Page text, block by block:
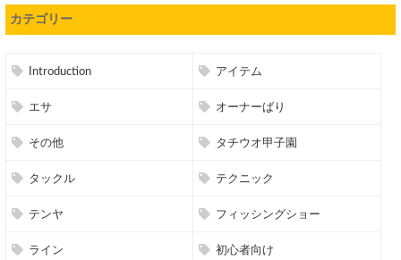
カテゴリー
Introduction アイテム
エサ オーナーばり
その他 タチウオ甲子園
タックル テクニック
テンヤ フィッシングショー
ライン 初心者向け